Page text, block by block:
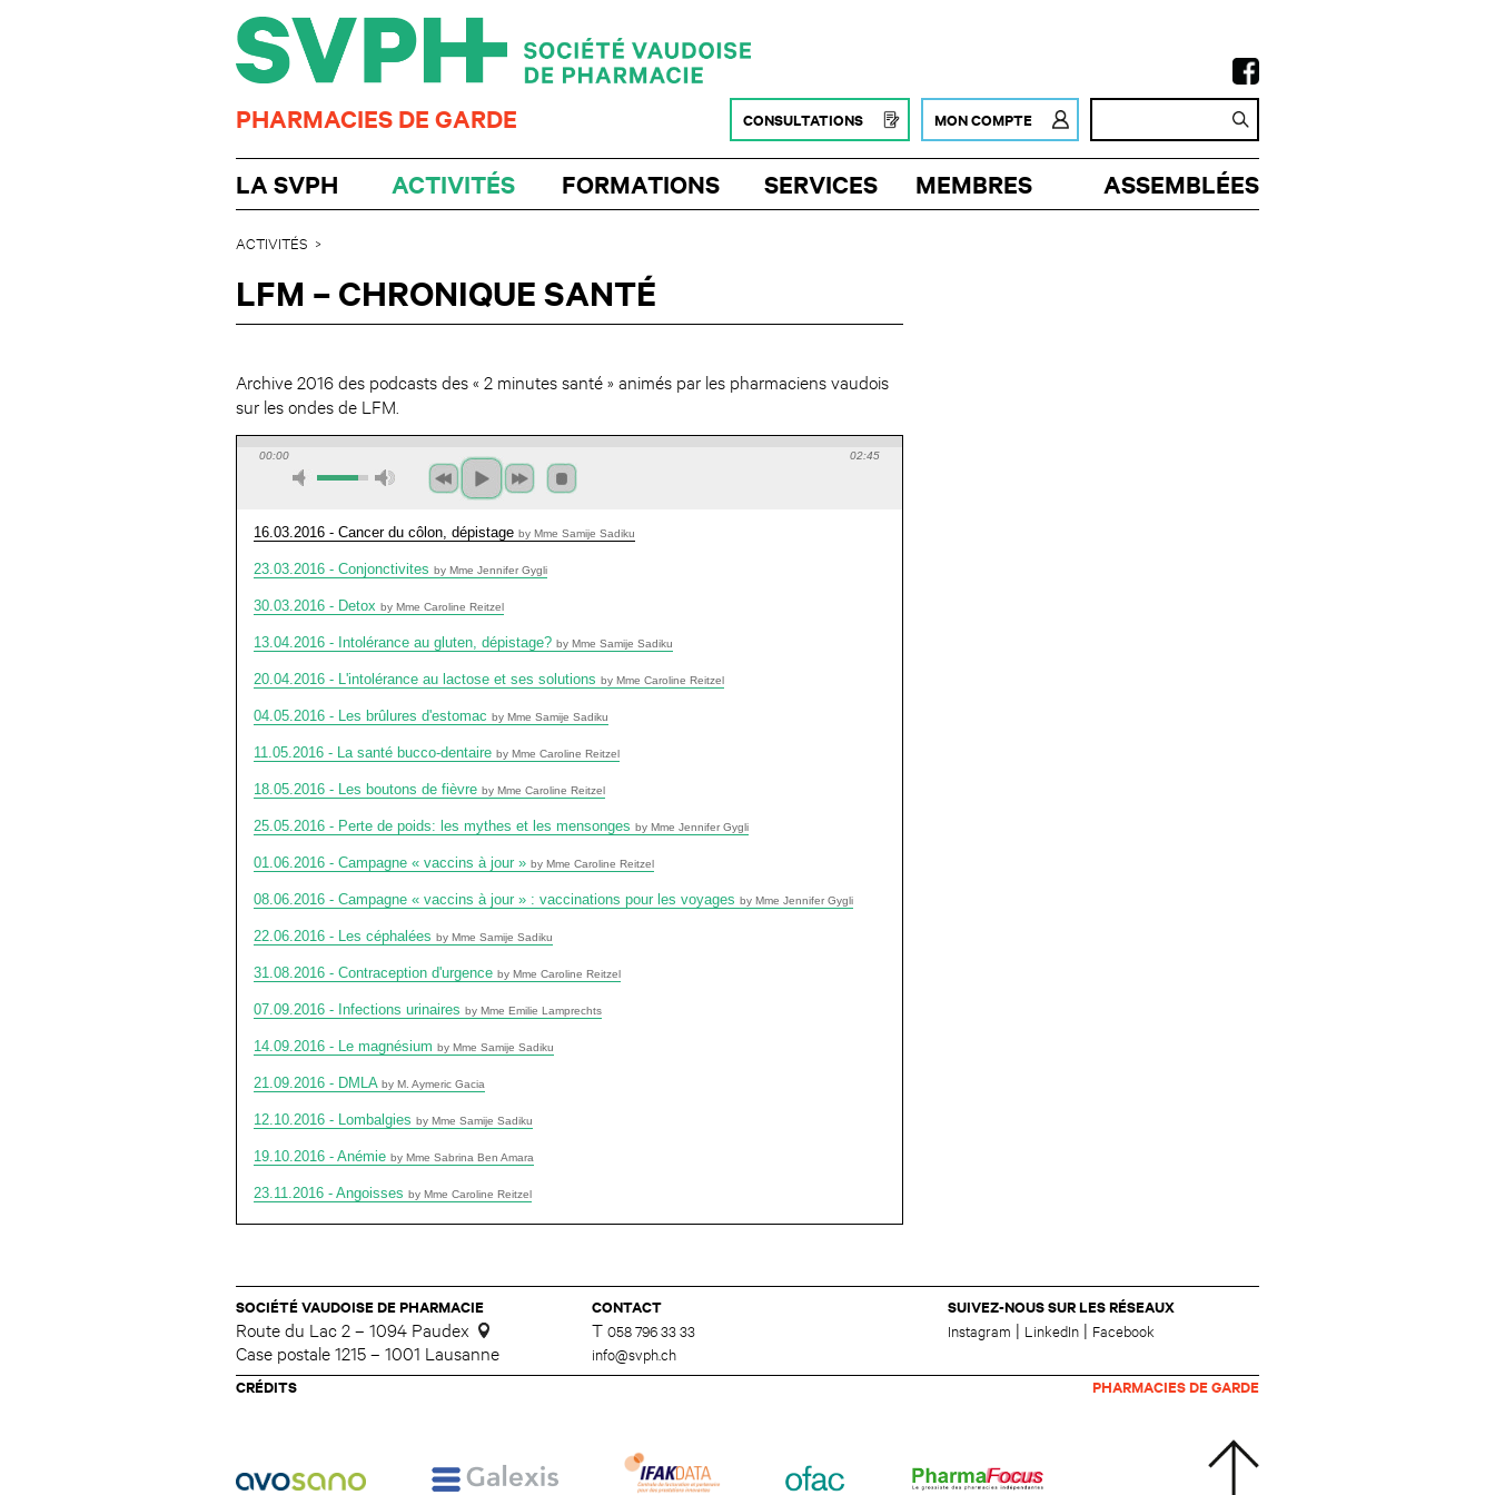
CONSULTATIONS MON COMPTE
PHARMACIES DE GARDE
LA SVPH ACTIVITÉS FORMATIONS SERVICES MEMBRES ASSEMBLÉES
ACTIVITÉS
LFM – CHRONIQUE SANTÉ
Archive 2016 des podcasts des « 2 minutes santé » animés par les pharmaciens vaudois
sur les ondes de LFM.
00:00 02:45
16.03.2016 - Cancer du côlon, dépistage by Mme Samije Sadiku
23.03.2016 - Conjonctivites by Mme Jennifer Gygli
30.03.2016 - Detox by Mme Caroline Reitzel
13.04.2016 - Intolérance au gluten, dépistage? by Mme Samije Sadiku
20.04.2016 - L'intolérance au lactose et ses solutions by Mme Caroline Reitzel
04.05.2016 - Les brûlures d'estomac by Mme Samije Sadiku
11.05.2016 - La santé bucco-dentaire by Mme Caroline Reitzel
18.05.2016 - Les boutons de fièvre by Mme Caroline Reitzel
25.05.2016 - Perte de poids: les mythes et les mensonges by Mme Jennifer Gygli
01.06.2016 - Campagne « vaccins à jour » by Mme Caroline Reitzel
08.06.2016 - Campagne « vaccins à jour » : vaccinations pour les voyages by Mme Jennifer Gygli
22.06.2016 - Les céphalées by Mme Samije Sadiku
31.08.2016 - Contraception d'urgence by Mme Caroline Reitzel
07.09.2016 - Infections urinaires by Mme Emilie Lamprechts
14.09.2016 - Le magnésium by Mme Samije Sadiku
21.09.2016 - DMLA by M. Aymeric Gacia
12.10.2016 - Lombalgies by Mme Samije Sadiku
19.10.2016 - Anémie by Mme Sabrina Ben Amara
23.11.2016 - Angoisses by Mme Caroline Reitzel
SOCIÉTÉ VAUDOISE DE PHARMACIE
Route du Lac 2 – 1094 Paudex
Case postale 1215 – 1001 Lausanne
CONTACT
T 058 796 33 33
info@svph.ch
SUIVEZ-NOUS SUR LES RÉSEAUX
Instagram | LinkedIn| Facebook
CRÉDITS PHARMACIES DE GARDE